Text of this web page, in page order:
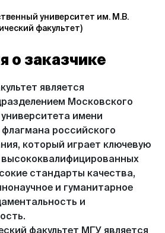
университет им. М.В.
факультет)
о заказчике
является
Московского
имени
российского
который играет ключевую
высококвалифицированных
стандарты качества,
и гуманитарное
и
факультет МГУ является